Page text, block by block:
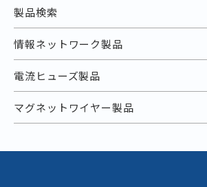
製品検索
情報ネットワーク製品
電流ヒューズ製品
マグネットワイヤー製品